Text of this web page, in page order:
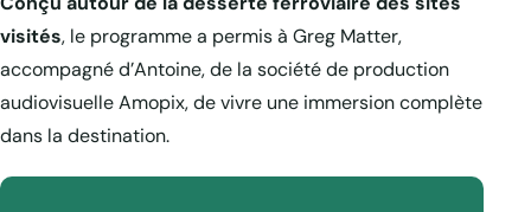
visités, le programme a permis à Greg Matter,
accompagné d’Antoine, de la société de production
audiovisuelle Amopix, de vivre une immersion complète
dans la destination.